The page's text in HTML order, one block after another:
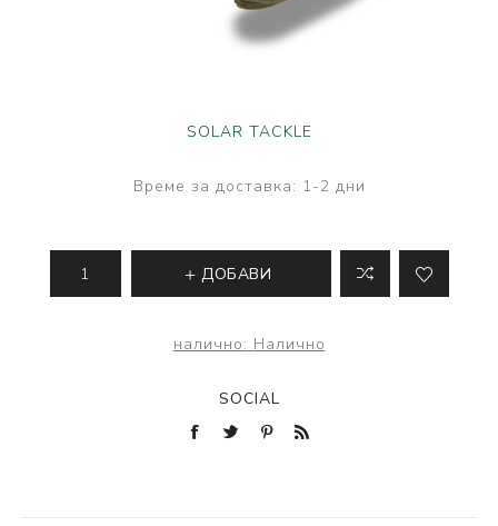
SOLAR TACKLE
Време за доставка: 1-2 дни
ДОБАВИ
налично: Налично
SOCIAL